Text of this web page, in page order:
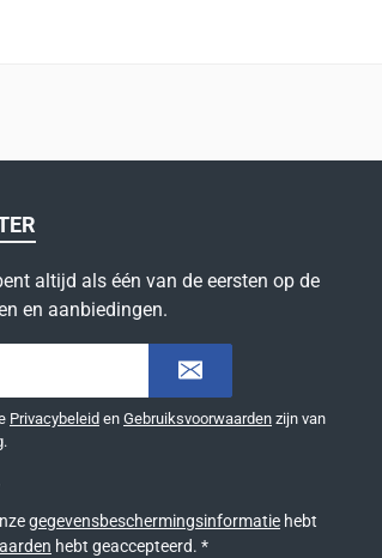
altijd als één van de eersten op de
en aanbiedingen.
Privacybeleid en Gebruiksvoorwaarden zijn van
gegevensbeschermingsinformatie hebt
hebt geaccepteerd. *